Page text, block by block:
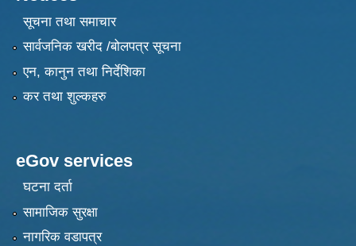
सूचना तथा समाचार
सार्वजनिक खरीद /बोलपत्र सूचना
एन, कानुन तथा निर्देशिका
कर तथा शुल्कहरु
eGov services
घटना दर्ता
सामाजिक सुरक्षा
नागरिक वडापत्र